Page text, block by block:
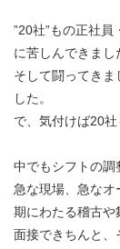
”20社”もの正社
に苦しんできまし
そして闘ってきま
した。
で、気付けば20
中でもシフトの調
急な現場、急なオ
期にわたる稽古や
面接できちんと、